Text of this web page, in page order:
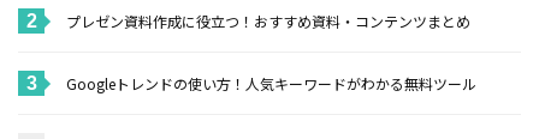
プレゼン資料作成に役立つ！おすすめ資料・コンテンツまとめ
Googleトレンドの使い方！人気キーワードがわかる無料ツール